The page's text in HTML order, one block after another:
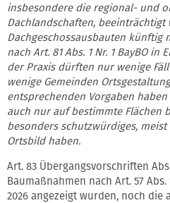
insbesondere die regional- und
Dachlandschaften,
Dachgeschossausbauten künftig
nach Art. 81 Abs. 1 Nr. 1 BayBO in
der Praxis dürften nur wenige
wenige Gemeinden
entsprechenden Vorgaben
auch nur auf bestimmte Flächen
besonders schutzwürdiges,
Ortsbild haben.
Art. 83 Übergangsvorschriften
Baumaßnahmen nach Art. 57 Abs.
2026 angezeigt wurden, noch die